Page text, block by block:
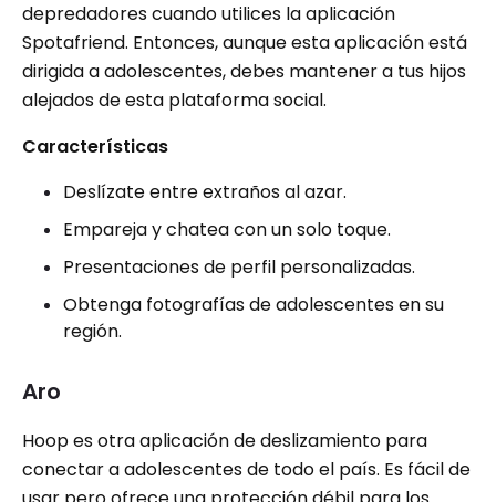
depredadores cuando utilices la aplicación
Spotafriend. Entonces, aunque esta aplicación está
dirigida a adolescentes, debes mantener a tus hijos
alejados de esta plataforma social.
Características
Deslízate entre extraños al azar.
Empareja y chatea con un solo toque.
Presentaciones de perfil personalizadas.
Obtenga fotografías de adolescentes en su
región.
Aro
Hoop es otra aplicación de deslizamiento para
conectar a adolescentes de todo el país. Es fácil de